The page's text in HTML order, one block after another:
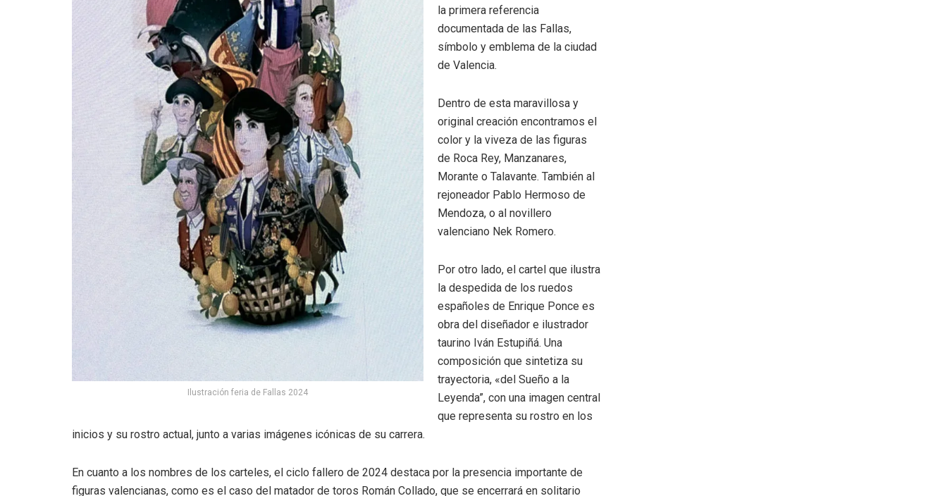
Ilustración feria de Fallas 2024
la primera referencia
documentada de las Fallas,
símbolo y emblema de la ciudad
de Valencia.
Dentro de esta maravillosa y
original creación encontramos el
color y la viveza de las figuras
de Roca Rey, Manzanares,
Morante o Talavante. También al
rejoneador Pablo Hermoso de
Mendoza, o al novillero
valenciano Nek Romero.
Por otro lado, el cartel que ilustra
la despedida de los ruedos
españoles de Enrique Ponce es
obra del diseñador e ilustrador
taurino Iván Estupiñá. Una
composición que sintetiza su
trayectoria, «del Sueño a la
Leyenda”, con una imagen central
que representa su rostro en los
inicios y su rostro actual, junto a varias imágenes icónicas de su carrera.
En cuanto a los nombres de los carteles, el ciclo fallero de 2024 destaca por la presencia importante de
figuras valencianas, como es el caso del matador de toros Román Collado, que se encerrará en solitario